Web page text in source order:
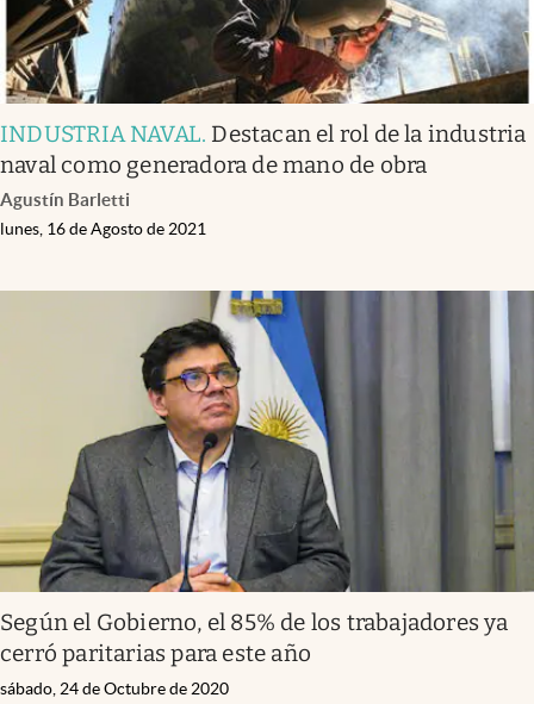
INDUSTRIA NAVAL. Destacan el rol de la industria
naval como generadora de mano de obra
Agustín Barletti
lunes, 16 de Agosto de 2021
Según el Gobierno, el 85% de los trabajadores ya
cerró paritarias para este año
sábado, 24 de Octubre de 2020